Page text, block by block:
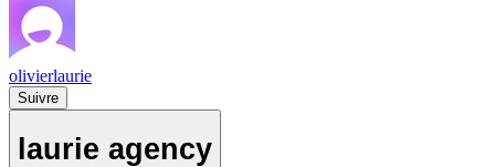
olivierlaurie
Suivre
laurie agency